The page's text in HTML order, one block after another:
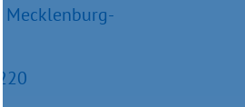
Mecklenburg-